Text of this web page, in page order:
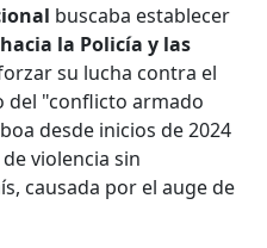
buscaba establecer
la Policía y las
su lucha contra el
del "conflicto armado
desde inicios de 2024
violencia sin
causada por el auge de